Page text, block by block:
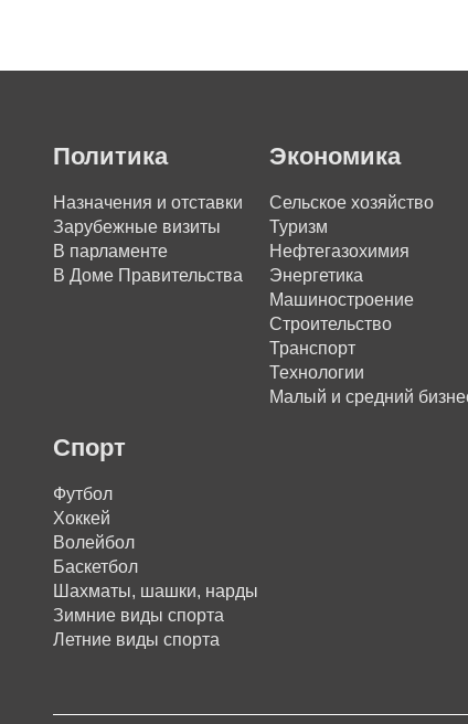
Политика
Назначения и отставки
Зарубежные визиты
В парламенте
В Доме Правительства
Экономика
Сельское хозяйство
Туризм
Нефтегазохимия
Энергетика
Машиностроение
Строительство
Транспорт
Технологии
Малый и средний
Спорт
Футбол
Хоккей
Волейбол
Баскетбол
Шахматы, шашки, нарды
Зимние виды спорта
Летние виды спорта